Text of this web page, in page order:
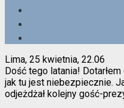
Lima, 25 kwietnia, 22.06
Dość tego latania!
jak tu jest niebezpiecznie.
odjeżdżał kolejny gość-